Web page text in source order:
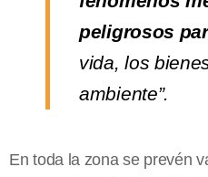
peligrosos
vida, los
ambiente”.
En toda la zona se prevén